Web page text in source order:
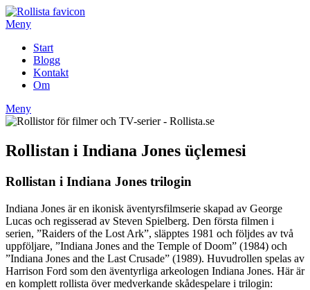
Hoppa
till
Meny
Start
Blogg
Kontakt
Om
Meny
Rollistan i Indiana Jones üçlemesi
Rollistan i Indiana Jones trilogin
Indiana Jones är en ikonisk äventyrsfilmserie skapad av George
Lucas och regisserad av Steven Spielberg. Den första filmen i
serien, ”Raiders of the Lost Ark”, släpptes 1981 och följdes av två
uppföljare, ”Indiana Jones and the Temple of Doom” (1984) och
”Indiana Jones and the Last Crusade” (1989). Huvudrollen spelas av
Harrison Ford som den äventyrliga arkeologen Indiana Jones. Här är
en komplett rollista över medverkande skådespelare i trilogin: